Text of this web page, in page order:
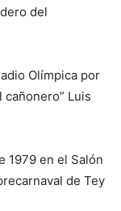
del
Olímpica por
Luis
1979 en el Salón
de Tey